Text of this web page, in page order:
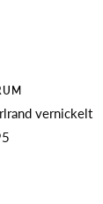
vernickelt